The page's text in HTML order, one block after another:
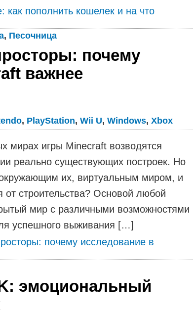
как пополнить кошелек и на что
, Песочница
почему
важнее
, PlayStation,Wii U,Windows,Xbox
мирах игры Minecraft возводятся
реально существующих построек. Но
их, виртуальным миром, и
от строительства? Основой любой
мир с различными возможностями
успешного выживания […]
почему исследование в
эмоциональный